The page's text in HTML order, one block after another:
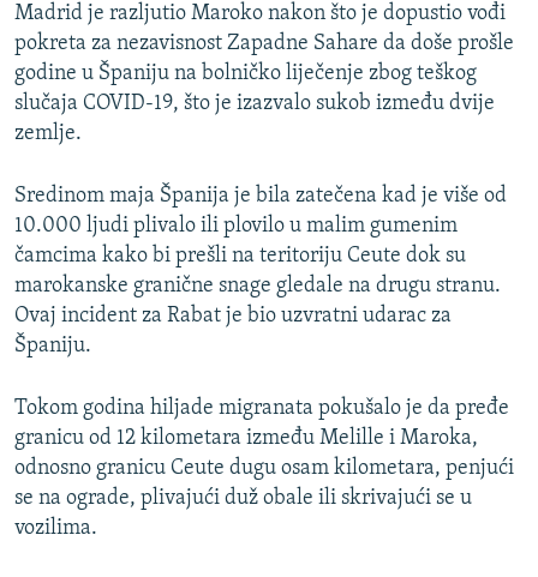
Madrid je razljutio Maroko nakon što je dopustio vođi
pokreta za nezavisnost Zapadne Sahare da doše prošle
godine u Španiju na bolničko liječenje zbog teškog
slučaja COVID-19, što je izazvalo sukob između dvije
zemlje.
Sredinom maja Španija je bila zatečena kad je više od
10.000 ljudi plivalo ili plovilo u malim gumenim
čamcima kako bi prešli na teritoriju Ceute dok su
marokanske granične snage gledale na drugu stranu.
Ovaj incident za Rabat je bio uzvratni udarac za
Španiju.
Tokom godina hiljade migranata pokušalo je da pređe
granicu od 12 kilometara između Melille i Maroka,
odnosno granicu Ceute dugu osam kilometara, penjući
se na ograde, plivajući duž obale ili skrivajući se u
vozilima.